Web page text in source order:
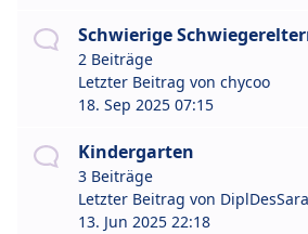
Schwierige
2 Beiträge
Letzter Beitrag von chycoo
18. Sep 2025 07:15
Kindergarten
3 Beiträge
Letzter Beitrag von
13. Jun 2025 22:18